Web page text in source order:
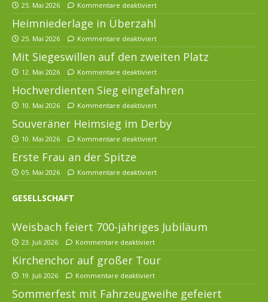
25. Mai 2026 Kommentare deaktiviert
Heimniederlage in Überzahl
25. Mai 2026 Kommentare deaktiviert
Mit Siegeswillen auf den zweiten Platz
12. Mai 2026 Kommentare deaktiviert
Hochverdienten Sieg eingefahren
10. Mai 2026 Kommentare deaktiviert
Souveräner Heimsieg im Derby
10. Mai 2026 Kommentare deaktiviert
Erste Frau an der Spitze
05. Mai 2026 Kommentare deaktiviert
GESELLSCHAFT
Weisbach feiert 700-jähriges Jubiläum
23. Juli 2026 Kommentare deaktiviert
Kirchenchor auf großer Tour
19. Juli 2026 Kommentare deaktiviert
Sommerfest mit Fahrzeugweihe gefeiert